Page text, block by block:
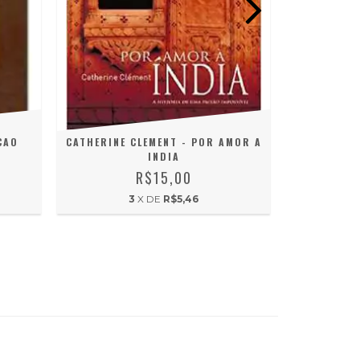
CATHERINE CLEMENT - POR AMOR A
INDIA
R$15,00
3 X DE R$5,46